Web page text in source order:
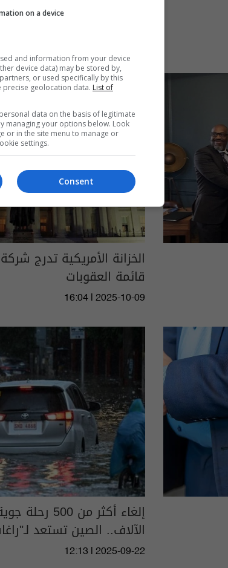
الخزانة الأمريكية تدرج
قائمة العقوبات
16:04 | 2025-10-09
إلغاء أكثر من
الآلاف.. الصين تستعد
12:13 | 2025-09-22
on a device
and information from your device
device data) may be stored by,
or used specifically by this
precise geolocation data. List of
data on the basis of legitimate
managing your options below. Look
or in the site menu to manage or
settings.
Consent